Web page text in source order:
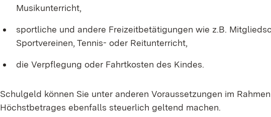
Musikunterricht,
sportliche und andere Freizeitbetätigungen wie z.B.
Sportvereinen, Tennis- oder Reitunterricht,
die Verpflegung oder Fahrtkosten des Kindes.
Schulgeld können Sie unter anderen Voraussetzungen im
Höchstbetrages ebenfalls steuerlich geltend machen.